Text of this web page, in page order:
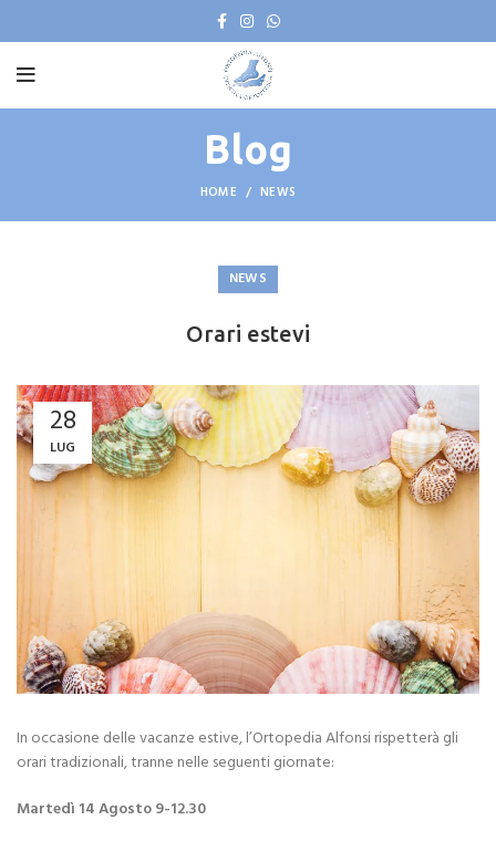
Blog
HOME NEWS
NEWS
Orari estevi
28
LUG
In occasione delle vacanze estive, l’Ortopedia Alfonsi rispetterà gli
orari tradizionali, tranne nelle seguenti giornate:
Martedì 14 Agosto 9-12.30